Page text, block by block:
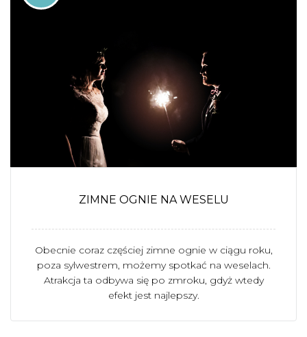
ZIMNE OGNIE NA WESELU
Obecnie coraz częściej zimne ognie w ciągu roku,
poza sylwestrem, możemy spotkać na weselach.
Atrakcja ta odbywa się po zmroku, gdyż wtedy
efekt jest najlepszy.